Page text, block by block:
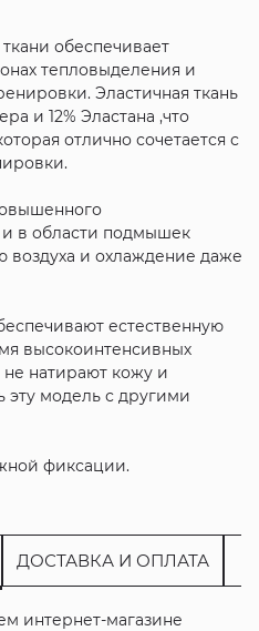
обеспечивает
тепловыделения и
Эластичная ткань
и 12% Эластана ,что
отлично сочетается с
в области подмышек
и охлаждение даже
естественную
высокоинтенсивных
натирают кожу и
эту модель с другими
фиксации.
ДОСТАВКА И ОПЛАТА
интернет-магазине